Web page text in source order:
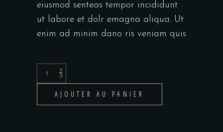
eiusmod senteas tempor incididunt
ut labore et dolr emagna aliqua. Ut
enim ad minim dano ris veniam quis
AJOUTER AU PANIER